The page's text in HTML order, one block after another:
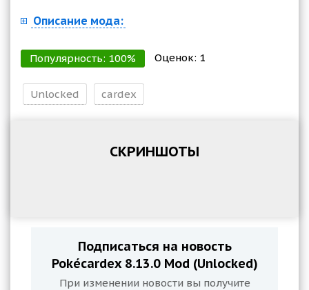
Описание мода:
Популярность: 100% Оценок: 1
Unlocked cardex
СКРИНШОТЫ
Подписаться на новость
Pokécardex 8.13.0 Mod (Unlocked)
При изменении новости вы получите